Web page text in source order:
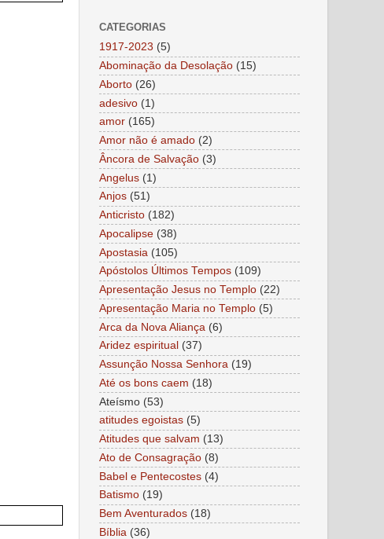
CATEGORIAS
1917-2023 (5)
Abominação da Desolação (15)
Aborto (26)
adesivo (1)
amor (165)
Amor não é amado (2)
Âncora de Salvação (3)
Angelus (1)
Anjos (51)
Anticristo (182)
Apocalipse (38)
Apostasia (105)
Apóstolos Últimos Tempos (109)
Apresentação Jesus no Templo (22)
Apresentação Maria no Templo (5)
Arca da Nova Aliança (6)
Aridez espiritual (37)
Assunção Nossa Senhora (19)
Até os bons caem (18)
Ateísmo (53)
atitudes egoistas (5)
Atitudes que salvam (13)
Ato de Consagração (8)
Babel e Pentecostes (4)
Batismo (19)
Bem Aventurados (18)
Bíblia (36)